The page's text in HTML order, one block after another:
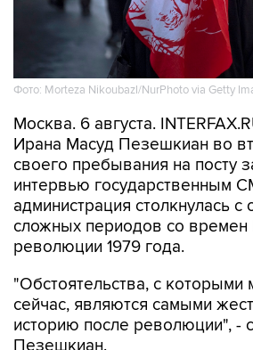
Фото: Morteza Nikoubazl/NurPhoto via Getty
Москва. 6 августа.
Ирана Масуд Пезешкиан во
своего пребывания на посту
интервью государственным
администрация столкнулась
сложных периодов со времен
революции 1979 года.
"Обстоятельства, с которыми
сейчас, являются самыми
историю после революции", -
Пезешкиан.